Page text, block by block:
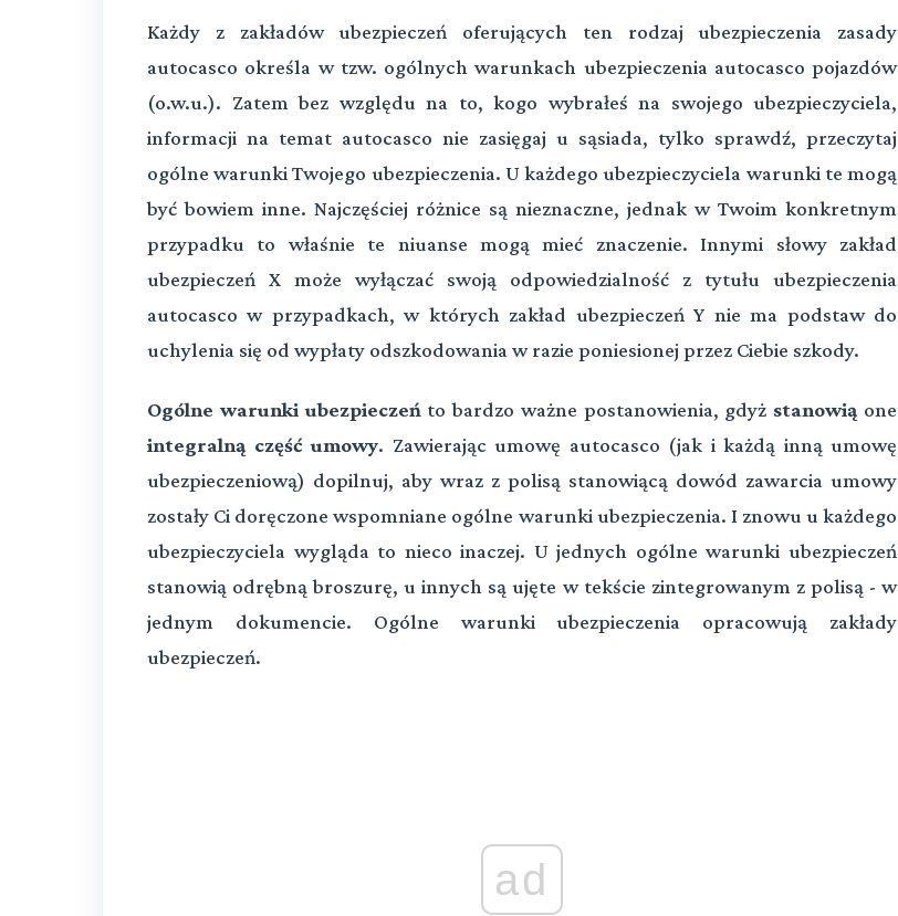
Każdy z zakładów ubezpieczeń oferujących ten rodzaj ubezpieczenia zasady
autocasco określa w tzw. ogólnych warunkach ubezpieczenia autocasco pojazdów
(o.w.u.). Zatem bez względu na to, kogo wybrałeś na swojego ubezpieczyciela,
informacji na temat autocasco nie zasięgaj u sąsiada, tylko sprawdź, przeczytaj
ogólne warunki Twojego ubezpieczenia. U każdego ubezpieczyciela warunki te mogą
być bowiem inne. Najczęściej różnice są nieznaczne, jednak w Twoim konkretnym
przypadku to właśnie te niuanse mogą mieć znaczenie. Innymi słowy zakład
ubezpieczeń X może wyłączać swoją odpowiedzialność z tytułu ubezpieczenia
autocasco w przypadkach, w których zakład ubezpieczeń Y nie ma podstaw do
uchylenia się od wypłaty odszkodowania w razie poniesionej przez Ciebie szkody.
Ogólne warunki ubezpieczeń to bardzo ważne postanowienia, gdyż stanowią one
integralną część umowy. Zawierając umowę autocasco (jak i każdą inną umowę
ubezpieczeniową) dopilnuj, aby wraz z polisą stanowiącą dowód zawarcia umowy
zostały Ci doręczone wspomniane ogólne warunki ubezpieczenia. I znowu u każdego
ubezpieczyciela wygląda to nieco inaczej. U jednych ogólne warunki ubezpieczeń
stanowią odrębną broszurę, u innych są ujęte w tekście zintegrowanym z polisą - w
jednym dokumencie. Ogólne warunki ubezpieczenia opracowują zakłady
ubezpieczeń.
ad